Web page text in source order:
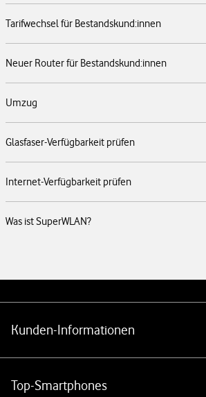
Tarifwechsel für Bestandskund:innen
Neuer Router für Bestandskund:innen
Umzug
Glasfaser-Verfügbarkeit prüfen
Internet-Verfügbarkeit prüfen
Was ist SuperWLAN?
Kunden-Informationen
Top-Smartphones